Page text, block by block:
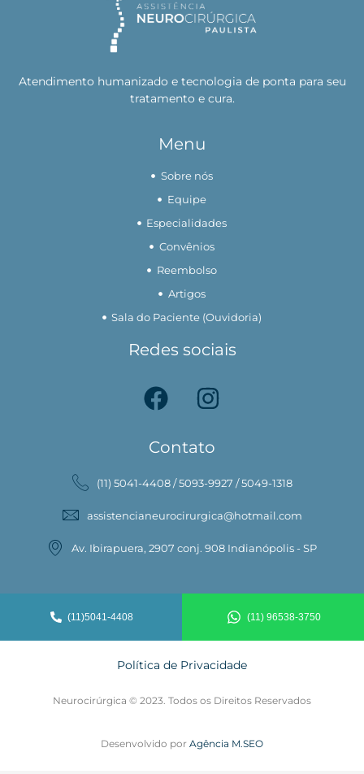
Atendimento humanizado e tecnologia de ponta para seu
tratamento e cura.
Menu
Sobre nós
Equipe
Especialidades
Convênios
Reembolso
Artigos
Sala do Paciente (Ouvidoria)
Redes sociais
Contato
(11) 5041-4408 / 5093-9927 / 5049-1318
assistencianeurocirurgica@hotmail.com
Av. Ibirapuera, 2907 conj. 908 Indianópolis - SP
(11)5041-4408 (11) 96538-3750
Política de Privacidade
Neurocirúrgica © 2023. Todos os Direitos Reservados
Desenvolvido por Agência M.SEO